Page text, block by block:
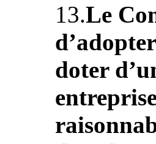
13.Le
doter